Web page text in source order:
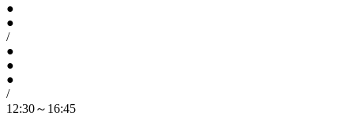
●
●
/
●
●
●
/
12:30～16:45